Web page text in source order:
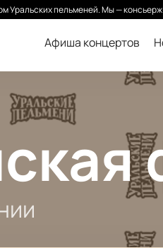
Уральских пельменей. Мы —
Афиша концертов